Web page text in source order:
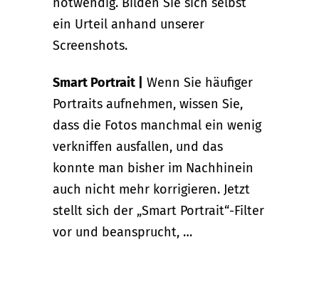
ein Urteil anhand unserer
Screenshots.
Smart Portrait |
Wenn Sie häufiger
Portraits aufnehmen, wissen Sie,
dass die Fotos manchmal ein wenig
verkniffen ausfallen, und das
konnte man bisher im Nachhinein
auch nicht mehr korrigieren. Jetzt
stellt sich der „Smart Portrait“-Filter
vor und beansprucht, …